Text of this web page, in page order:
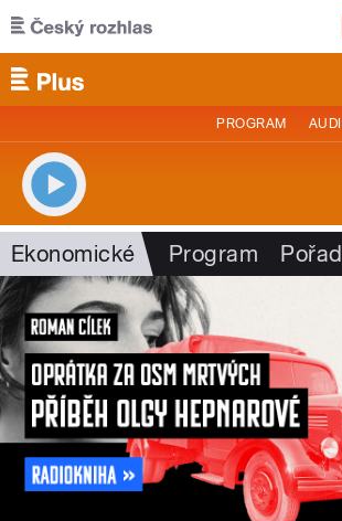
Přejít k hlavnímu obsahu
PROGRAM
Ekonomické Program